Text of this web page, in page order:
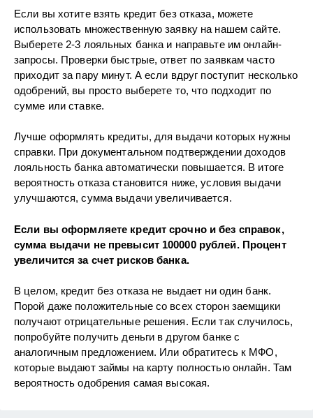
Если вы хотите взять кредит без отказа, можете
использовать множественную заявку на нашем сайте.
Выберете 2-3 лояльных банка и направьте им онлайн-
запросы. Проверки быстрые, ответ по заявкам часто
приходит за пару минут. А если вдруг поступит несколько
одобрений, вы просто выберете то, что подходит по
сумме или ставке.
Лучше оформлять кредиты, для выдачи которых нужны
справки. При документальном подтверждении доходов
лояльность банка автоматически повышается. В итоге
вероятность отказа становится ниже, условия выдачи
улучшаются, сумма выдачи увеличивается.
Если вы оформляете кредит срочно и без справок,
сумма выдачи не превысит 100000 рублей. Процент
увеличится за счет рисков банка.
В целом, кредит без отказа не выдает ни один банк.
Порой даже положительные со всех сторон заемщики
получают отрицательные решения. Если так случилось,
попробуйте получить деньги в другом банке с
аналогичным предложением. Или обратитесь к МФО,
которые выдают займы на карту полностью онлайн. Там
вероятность одобрения самая высокая.